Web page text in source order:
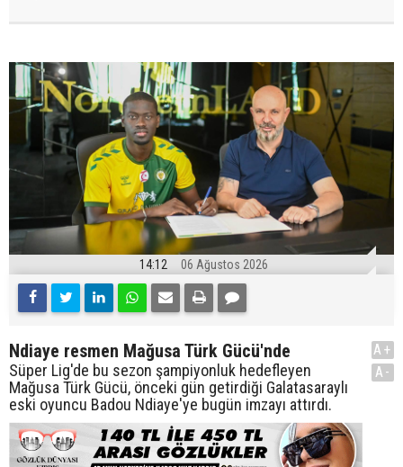
14:12 06 Ağustos 2026
Ndiaye resmen Mağusa Türk Gücü'nde
Süper Lig'de bu sezon şampiyonluk hedefleyen
Mağusa Türk Gücü, önceki gün getirdiği Galatasaraylı
eski oyuncu Badou Ndiaye'ye bugün imzayı attırdı.
A+
A-